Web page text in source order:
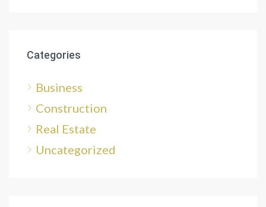
Categories
Business
Construction
Real Estate
Uncategorized